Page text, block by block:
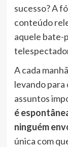
sucesso? A
conteúdo
aquele bate-
A cada
levando
assuntos
é
ninguém
única com